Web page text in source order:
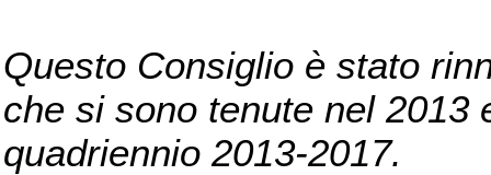
Questo Consiglio è stato
che si sono tenute nel 2013
quadriennio 2013-2017.